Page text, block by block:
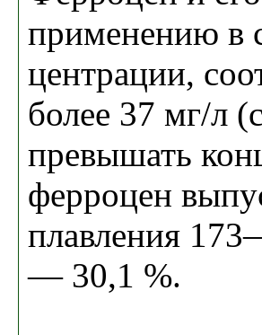
применению в
центрации,
более 37 мг/л
превышать
ферроцен
плавления
— 30,1 %.